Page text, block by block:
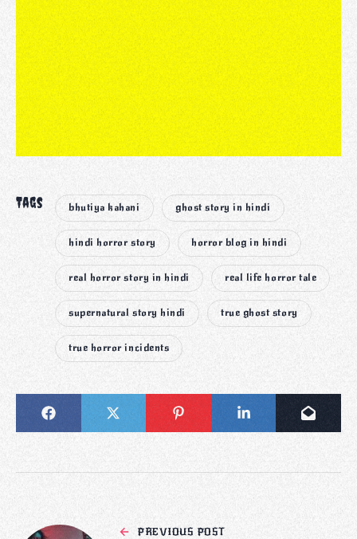
Tags bhutiya kahani ghost story in hindi
hindi horror story horror blog in hindi
real horror story in hindi real life horror tale
supernatural story hindi true ghost story
true horror incidents
PREVIOUS POST